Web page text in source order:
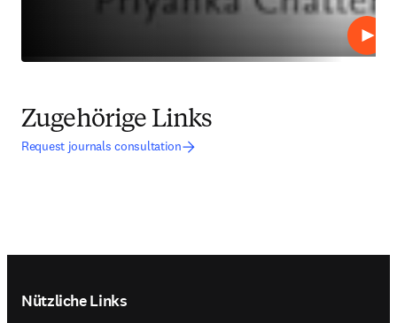
Zugehörige Links
Request journals consultation
Nützliche Links